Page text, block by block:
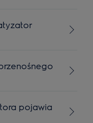
pojawia